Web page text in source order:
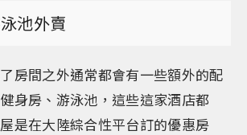
池外賣
房間之外通常都會有一些額外的配
身房、游泳池，這些這家酒店都
是在大陸綜合性平台訂的優惠房